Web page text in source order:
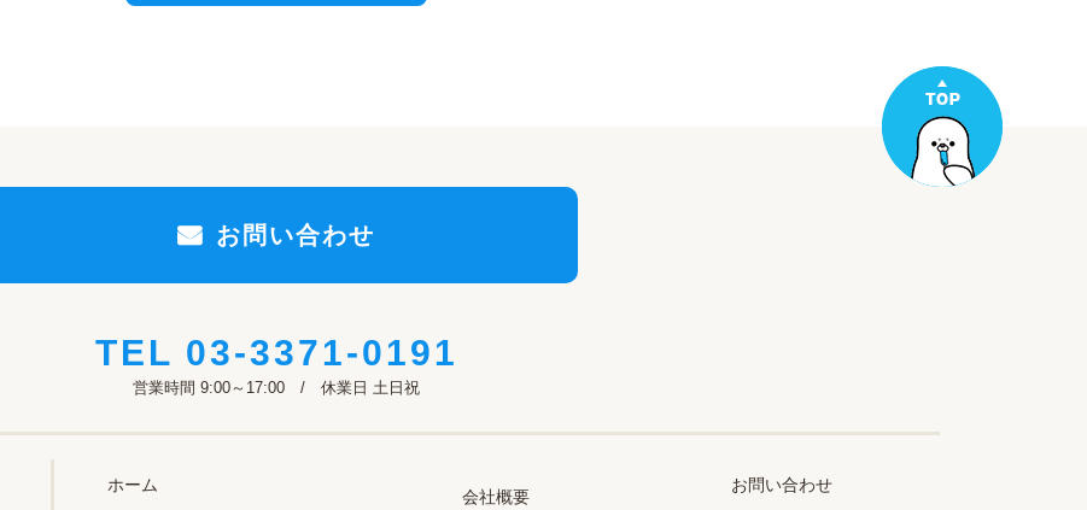
お問い合わせ
TEL 03-3371-0191
営業時間 9:00～17:00 / 休業日 土日祝
ホーム
会社概要
お問い合わせ